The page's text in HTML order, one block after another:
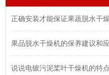
正确安装才能保证果蔬脱水干
果品脱水干燥机的保养建议和
说说电镀污泥桨叶干燥机的特